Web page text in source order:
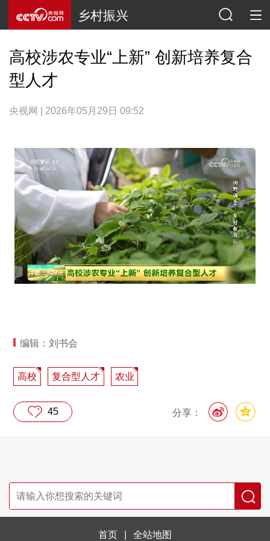
乡村振兴
高校涉农专业“上新” 创新培养复合
型人才
央视网 | 2026年05月29日 09:52
编辑：刘书会
高校 复合型人才 农业
分享：
45
首页 全站地图